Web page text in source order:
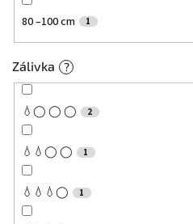
80 –100 cm 1
Zálivka ?
💧◯ ◯ ◯ 2
💧💧◯ ◯ 1
💧💧💧◯ 1